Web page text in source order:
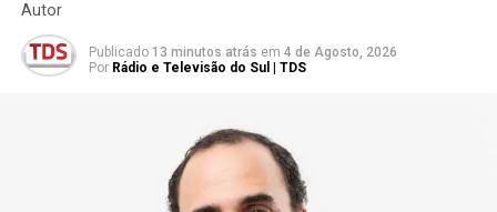
Autor
Publicado 13 minutos atrás em 4 de Agosto, 2026
Por Rádio e Televisão do Sul | TDS